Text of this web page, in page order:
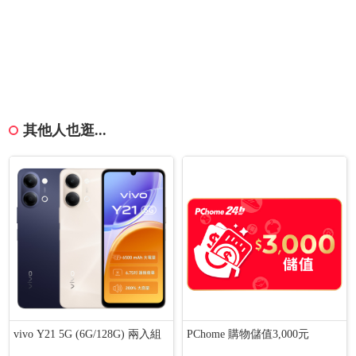
其他人也逛...
vivo Y21 5G (6G/128G) 兩入組 PChome 購物儲值3,000元